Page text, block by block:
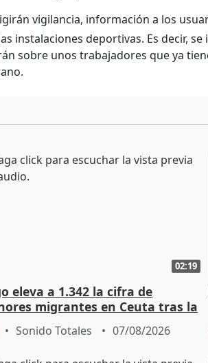
vigilancia, información a los
instalaciones deportivas. Es decir,
sobre unos trabajadores que ya
02:19
eleva a 1.342 la cifra de
migrantes en Ceuta tras la
masiva
Sonido Totales 07/08/2026